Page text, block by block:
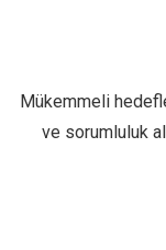
Mükemmeli
ve sorumluluk